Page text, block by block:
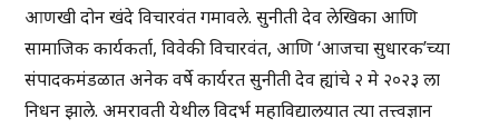
आणखी दोन खंदे विचारवंत गमावले. सुनीती देव लेखिका आणि
सामाजिक कार्यकर्ता, विवेकी विचारवंत, आणि ‘आजचा सुधारक’च्या
संपादकमंडळात अनेक वर्षे कार्यरत सुनीती देव ह्यांचे २ मे २०२३ ला
निधन झाले. अमरावती येथील विदर्भ महाविद्यालयात त्या तत्त्वज्ञान